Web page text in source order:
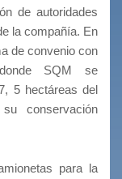
de autoridades
la compañía. En
de convenio con
SQM se
5 hectáreas del
conservación
para la